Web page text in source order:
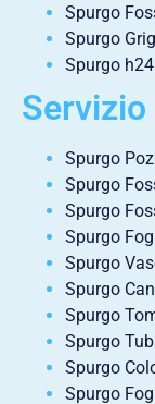
Spurgo
Spurgo
Spurgo
Servizio
Spurgo
Spurgo
Spurgo
Spurgo
Spurgo
Spurgo
Spurgo
Spurgo
Spurgo
Spurgo